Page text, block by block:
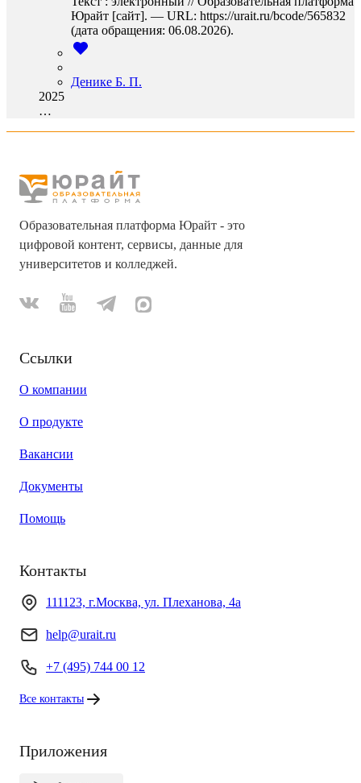
Юрайт [сайт]. — URL: https://urait.ru/bcode/565832
(дата обращения: 06.08.2026).
Денике Б. П.
2025
…
Образовательная платформа Юрайт - это
цифровой контент, сервисы, данные для
университетов и колледжей.
Ссылки
О компании
О продукте
Вакансии
Документы
Помощь
Контакты
111123, г.Москва, ул. Плеханова, 4а
help@urait.ru
+7 (495) 744 00 12
Все контакты
Приложения